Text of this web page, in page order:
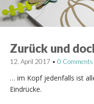
Zurück und
12. April 2017 • 0 Comments
… im Kopf jedenfalls ist
Eindrücke.